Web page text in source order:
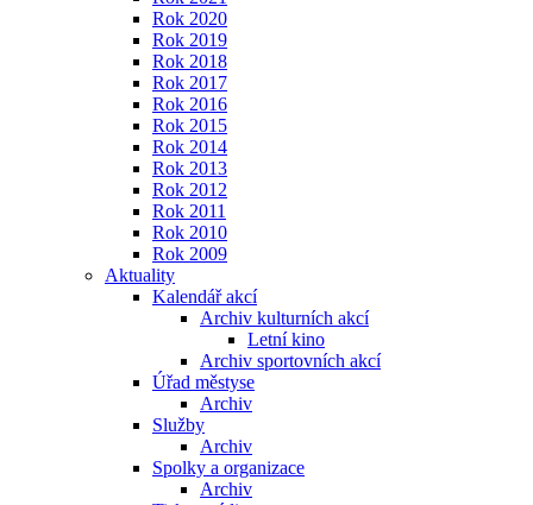
Rok 2020
Rok 2019
Rok 2018
Rok 2017
Rok 2016
Rok 2015
Rok 2014
Rok 2013
Rok 2012
Rok 2011
Rok 2010
Rok 2009
Aktuality
Kalendář akcí
Archiv kulturních akcí
Letní kino
Archiv sportovních akcí
Úřad městyse
Archiv
Služby
Archiv
Spolky a organizace
Archiv